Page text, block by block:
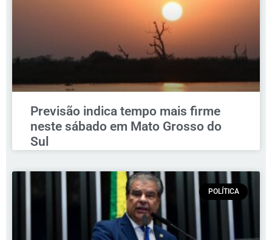
Previsão indica tempo mais firme
neste sábado em Mato Grosso do
Sul
POLÍTICA